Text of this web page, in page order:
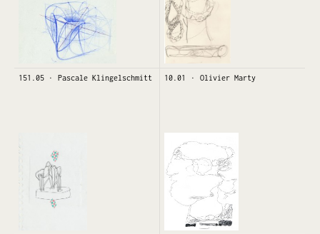
151.05 Pascale Klingelschmitt 10.01 Olivier Marty